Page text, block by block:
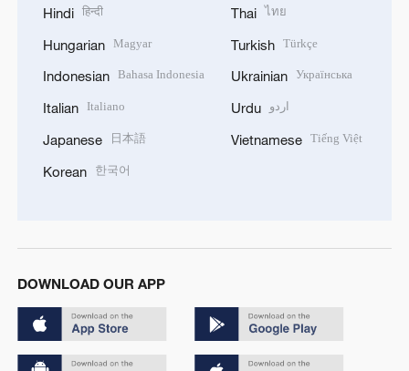
Hindi हिन्दी
Hungarian Magyar
Indonesian Bahasa Indonesia
Italian Italiano
Japanese 日本語
Korean 한국어
Thai ไทย
Turkish Türkçe
Ukrainian Українська
Urdu اردو
Vietnamese Tiếng Việt
DOWNLOAD OUR APP